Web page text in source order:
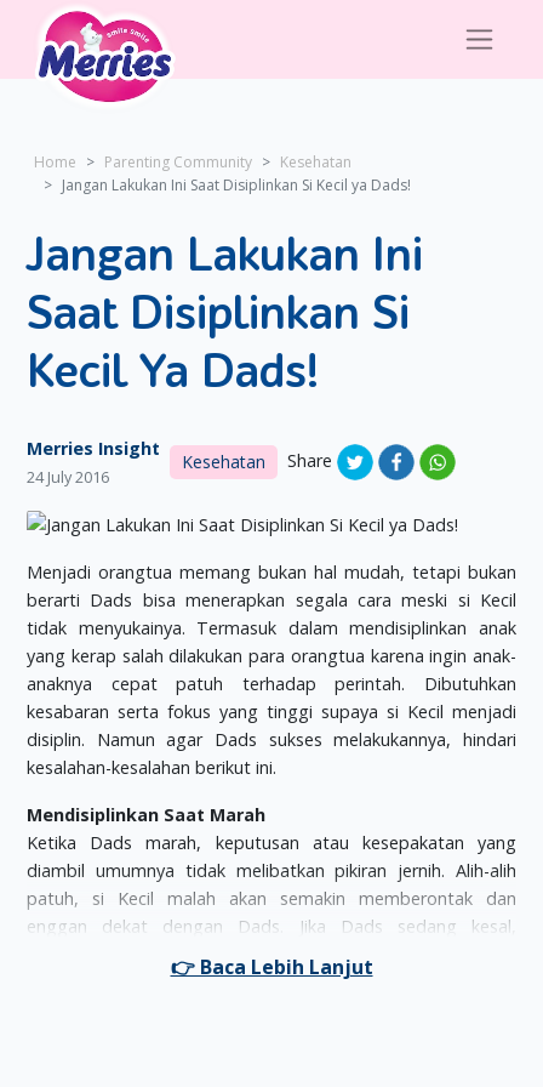
Home Parenting Community
Kesehatan
Jangan Lakukan Ini Saat Disiplinkan Si Kecil ya Dads!
Jangan Lakukan Ini
Saat Disiplinkan Si
Kecil Ya Dads!
Merries Insight
24 July 2016
Kesehatan Share
Menjadi orangtua memang bukan hal mudah, tetapi bukan
berarti Dads bisa menerapkan segala cara meski si Kecil
tidak menyukainya. Termasuk dalam mendisiplinkan anak
yang kerap salah dilakukan para orangtua karena ingin anak-
anaknya cepat patuh terhadap perintah. Dibutuhkan
kesabaran serta fokus yang tinggi supaya si Kecil menjadi
disiplin. Namun agar Dads sukses melakukannya, hindari
kesalahan-kesalahan berikut ini.
Mendisiplinkan Saat Marah
Ketika Dads marah, keputusan atau kesepakatan yang
diambil umumnya tidak melibatkan pikiran jernih. Alih-alih
patuh, si Kecil malah akan semakin memberontak dan
enggan dekat dengan Dads. Jika Dads sedang kesal,